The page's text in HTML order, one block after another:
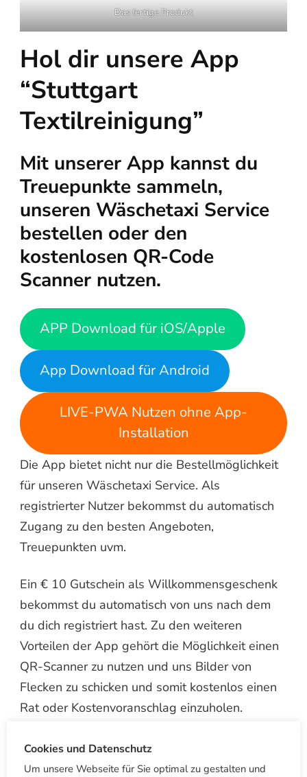
Das fertige Produkt
Hol dir unsere App
“Stuttgart
Textilreinigung”
Mit unserer App kannst du
Treuepunkte sammeln,
unseren Wäschetaxi Service
bestellen oder den
kostenlosen QR-Code
Scanner nutzen.
APP Download für iOS/Apple
App Download für Android
LIVE-PWA Nutzen ohne App-
Installation
Die App bietet nicht nur die Bestellmöglichkeit
für unseren Wäschetaxi Service. Als
registrierter Nutzer bekommst du automatisch
Zugang zu den besten Angeboten,
Treuepunkten uvm.
Ein € 10 Gutschein als Willkommensgeschenk
bekommst du automatisch von uns nach dem
du dich registriert hast. Zu den weiteren
Vorteilen der App gehört die Möglichkeit einen
QR-Scanner zu nutzen und uns Bilder von
Flecken zu schicken und somit kostenlos einen
Rat oder Kostenvoranschlag einzuholen.
Social Media
Cookies und Datenschutz
Um unsere Webseite für Sie optimal zu gestalten und